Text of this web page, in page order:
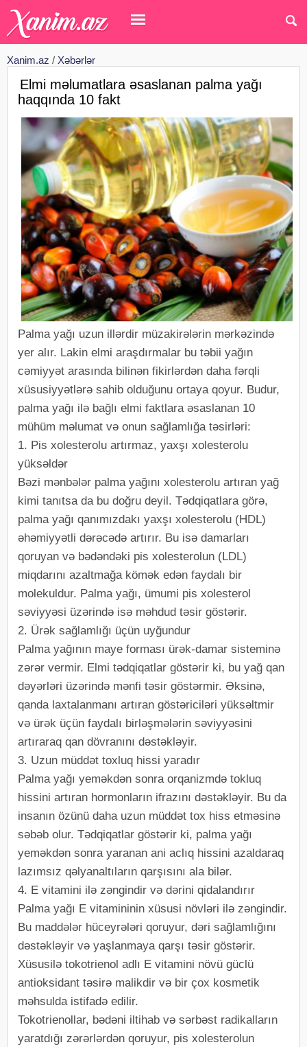
Xanim.az / Xəbərlər
Elmi məlumatlara əsaslanan palma yağı
haqqında 10 fakt
Palma yağı uzun illərdir müzakirələrin mərkəzində
yer alır. Lakin elmi araşdırmalar bu təbii yağın
cəmiyyət arasında bilinən fikirlərdən daha fərqli
xüsusiyyətlərə sahib olduğunu ortaya qoyur. Budur,
palma yağı ilə bağlı elmi faktlara əsaslanan 10
mühüm məlumat və onun sağlamlığa təsirləri:
1. Pis xolesterolu artırmaz, yaxşı xolesterolu
yüksəldər
Bəzi mənbələr palma yağını xolesterolu artıran yağ
kimi tanıtsa da bu doğru deyil. Tədqiqatlara görə,
palma yağı qanımızdakı yaxşı xolesterolu (HDL)
əhəmiyyətli dərəcədə artırır. Bu isə damarları
qoruyan və bədəndəki pis xolesterolun (LDL)
miqdarını azaltmağa kömək edən faydalı bir
molekuldur. Palma yağı, ümumi pis xolesterol
səviyyəsi üzərində isə məhdud təsir göstərir.
2. Ürək sağlamlığı üçün uyğundur
Palma yağının maye forması ürək-damar sisteminə
zərər vermir. Elmi tədqiqatlar göstərir ki, bu yağ qan
dəyərləri üzərində mənfi təsir göstərmir. Əksinə,
qanda laxtalanmanı artıran göstəriciləri yüksəltmir
və ürək üçün faydalı birləşmələrin səviyyəsini
artıraraq qan dövranını dəstəkləyir.
3. Uzun müddət toxluq hissi yaradır
Palma yağı yeməkdən sonra orqanizmdə tokluq
hissini artıran hormonların ifrazını dəstəkləyir. Bu da
insanın özünü daha uzun müddət tox hiss etməsinə
səbəb olur. Tədqiqatlar göstərir ki, palma yağı
yeməkdən sonra yaranan ani aclıq hissini azaldaraq
lazımsız qəlyanaltıların qarşısını ala bilər.
4. E vitamini ilə zəngindir və dərini qidalandırır
Palma yağı E vitamininin xüsusi növləri ilə zəngindir.
Bu maddələr hüceyrələri qoruyur, dəri sağlamlığını
dəstəkləyir və yaşlanmaya qarşı təsir göstərir.
Xüsusilə tokotrienol adlı E vitamini növü güclü
antioksidant təsirə malikdir və bir çox kosmetik
məhsulda istifadə edilir.
Tokotrienollar, bədəni iltihab və sərbəst radikalların
yaratdığı zərərlərdən qoruyur, pis xolesterolun